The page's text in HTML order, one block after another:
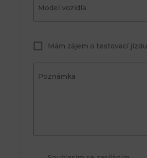
Model vozidla
Mám zájem o testovací jízdu
Poznámka